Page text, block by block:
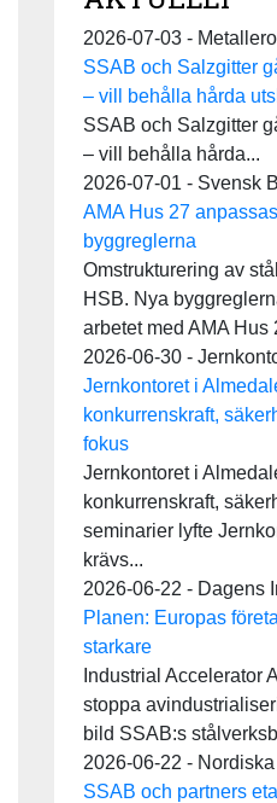
2026-07-03 -
SSAB och Salzgitter
– vill behålla hårda
SSAB och Salzgitter
– vill behålla hårda...
2026-07-01 - Svensk
AMA Hus 27
byggreglerna
Omstrukturering av
HSB. Nya
arbetet med AMA Hus
2026-06-30 -
Jernkontoret i
konkurrenskraft,
fokus
Jernkontoret i
konkurrenskraft,
seminarier lyfte
krävs...
2026-06-22 - Dagens
Planen: Europas
starkare
Industrial Accelerator
stoppa
bild SSAB:s
2026-06-22 -
SSAB och partners